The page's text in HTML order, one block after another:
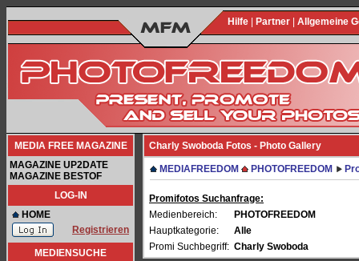
Hilfe Partner Allgemeine
MEDIA FREE MAGAZINE
MAGAZINE UP2DATE
MAGAZINE BESTOF
LOG-IN
HOME
Registrieren
MEDIENSUCHE
Charly Swoboda Fotos - Photo Gallery
MEDIAFREEDOM PHOTOFREEDOM
Promifotos Suchanfrage:
Medienbereich:
PHOTOFREEDOM
Hauptkategorie:
Alle
Promi Suchbegriff: Charly Swoboda